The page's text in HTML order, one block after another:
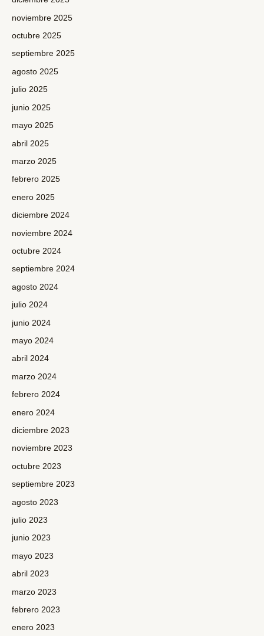
noviembre 2025
octubre 2025
septiembre 2025
agosto 2025
julio 2025
junio 2025
mayo 2025
abril 2025
marzo 2025
febrero 2025
enero 2025
diciembre 2024
noviembre 2024
octubre 2024
septiembre 2024
agosto 2024
julio 2024
junio 2024
mayo 2024
abril 2024
marzo 2024
febrero 2024
enero 2024
diciembre 2023
noviembre 2023
octubre 2023
septiembre 2023
agosto 2023
julio 2023
junio 2023
mayo 2023
abril 2023
marzo 2023
febrero 2023
enero 2023